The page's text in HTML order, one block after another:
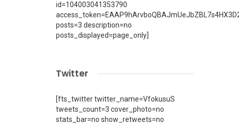
id=104003041353790
posts=3 description=no
posts_displayed=page_only]
Twitter
[fts_twitter twitter_name=VfokusuS
tweets_count=3 cover_photo=no
stats_bar=no show_retweets=no